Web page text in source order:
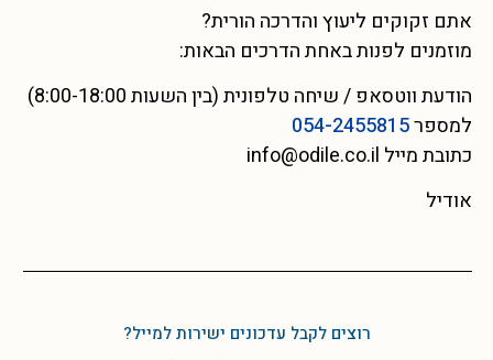
אתם זקוקים ליעוץ והדרכה הורית?
מוזמנים לפנות באחת הדרכים הבאות:
הודעת ווטסאפ / שיחה טלפונית (בין השעות 8:00-18:00)
למספר054-2455815
כתובת מייל info@odile.co.il
אודיל
רוצים לקבל עדכונים ישירות למייל?